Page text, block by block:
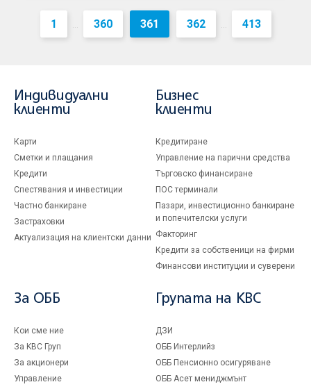
1 ... 360 361 362 ... 413
Индивидуални
клиенти
Карти
Сметки и плащания
Кредити
Спестявания и инвестиции
Частно банкиране
Застраховки
Актуализация на клиентски данни
Бизнес
клиенти
Кредитиране
Управление на парични средства
Търговско финансиране
ПОС терминали
Пазари, инвестиционно банкиране
и попечителски услуги
Факторинг
Кредити за собственици на фирми
Финансови институции и суверени
За ОББ
Кои сме ние
За KBC Груп
За акционери
Управление
Групата на KBC
ДЗИ
ОББ Интерлийз
ОББ Пенсионно осигуряване
ОББ Асет мениджмънт